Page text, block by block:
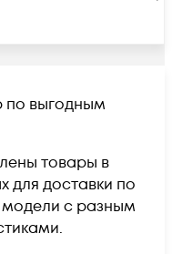
выгодным
товары в
для доставки по
с разным